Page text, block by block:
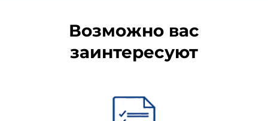
Возможно вас
заинтересуют